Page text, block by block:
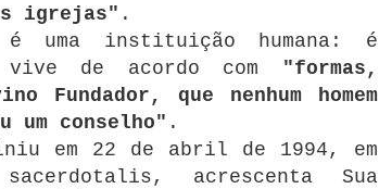
igrejas" .
uma instituição humana: é
de acordo com "formas,
que nenhum homem
um conselho" .
em 22 de abril de 1994, em
acrescenta Sua